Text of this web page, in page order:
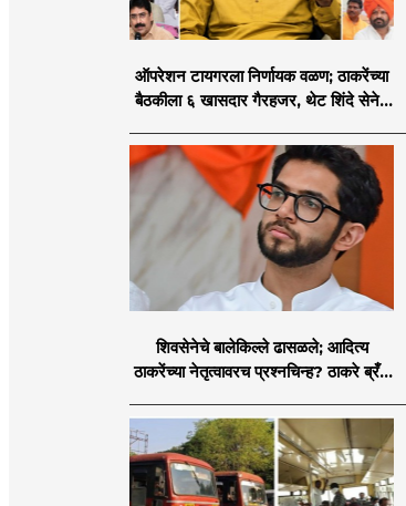
ऑपरेशन टायगरला निर्णायक वळण; ठाकरेंच्या
बैठकीला ६ खासदार गैरहजर, थेट शिंदे सेनेत
शिवसेनेचे बालेकिल्ले ढासळले; आदित्य
ठाकरेंच्या नेतृत्वावरच प्रश्नचिन्ह? ठाकरे ब्रँड